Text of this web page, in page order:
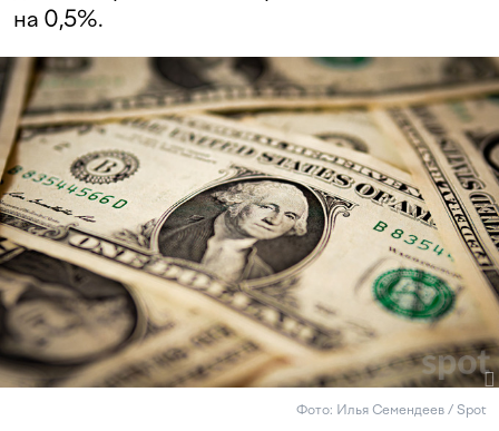
на 0,5%.
Фото: Илья Семендеев / Spot